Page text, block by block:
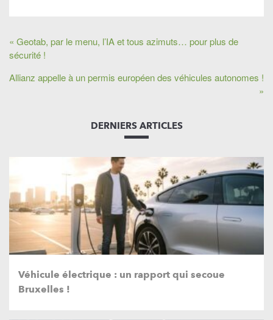
« Geotab, par le menu, l’IA et tous azimuts… pour plus de
sécurité !
Allianz appelle à un permis européen des véhicules autonomes !
»
DERNIERS ARTICLES
Véhicule électrique : un rapport qui secoue
Bruxelles !